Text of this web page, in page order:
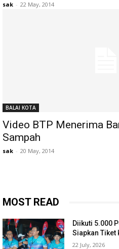
sak - 22 May, 2014
BALAI KOTA
Video BTP Menerima
Sampah
sak - 20 May, 2014
MOST READ
Diikuti 5.000
Siapkan Tiket
22 July, 2026